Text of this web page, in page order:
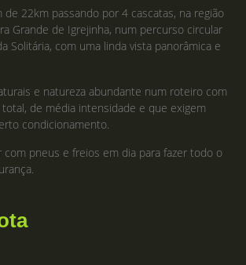
de 22km passando por 4 cascatas, na região
Grande de Igrejinha, num percurso circular
Solitária, com uma linda vista panorâmica e
e natureza abundante num roteiro com
de média intensidade e que exigem
condicionamento.
pneus e freios em dia para fazer todo o